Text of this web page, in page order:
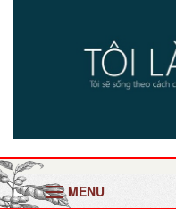
MENU